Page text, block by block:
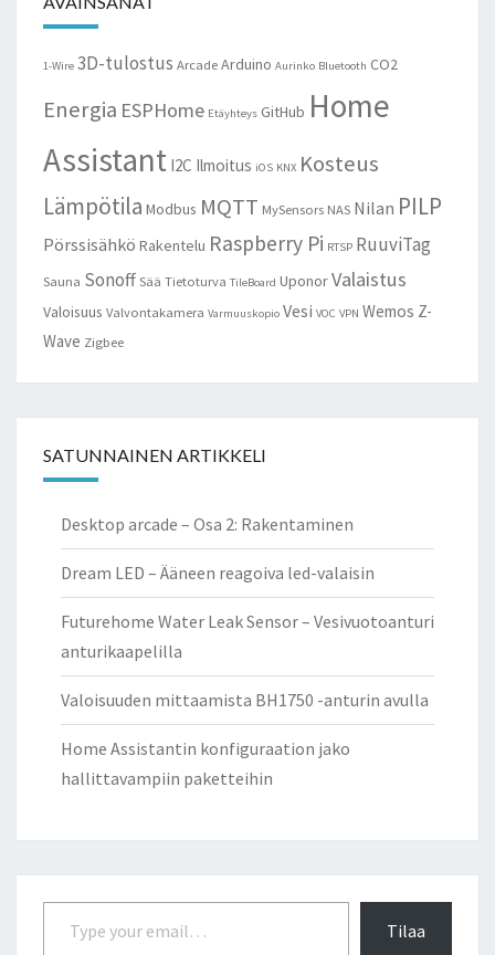
1-Wire 3D-tulostus Arcade Arduino Aurinko Bluetooth CO2
Energia ESPHome Etäyhteys GitHub Home
Assistant I2C Ilmoitus iOS KNX Kosteus
Lämpötila Modbus MQTT MySensors NAS Nilan PILP
Pörssisähkö Rakentelu Raspberry Pi RTSP RuuviTag
Sauna Sonoff Sää Tietoturva TileBoard UponorValaistus
Valoisuus Valvontakamera Varmuuskopio Vesi VOC VPN Wemos Z-
Wave Zigbee
SATUNNAINEN ARTIKKELI
Desktop arcade – Osa 2: Rakentaminen
Dream LED – Ääneen reagoiva led-valaisin
Futurehome Water Leak Sensor – Vesivuotoanturi
anturikaapelilla
Valoisuuden mittaamista BH1750 -anturin avulla
Home Assistantin konfiguraation jako
hallittavampiin paketteihin
Type your email…
Tilaa